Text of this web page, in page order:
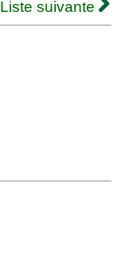
Liste suivante